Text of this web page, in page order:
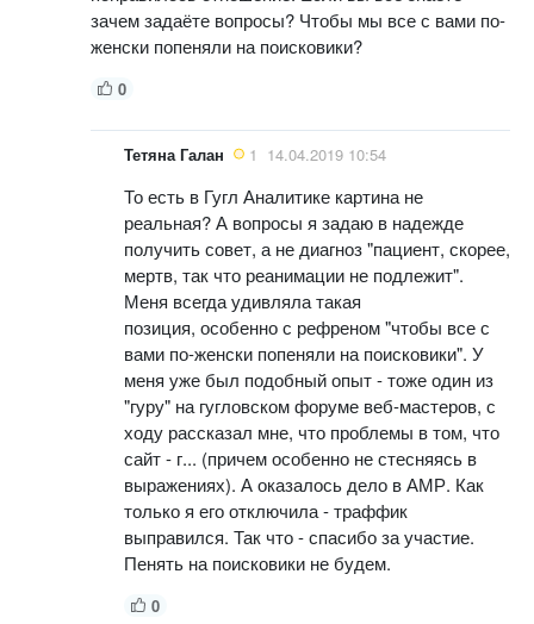
зачем задаёте вопросы? Чтобы мы все с вами по-
женски попеняли на поисковики?
0
Тетяна Галан 1 14.04.2019 10:54
То есть в Гугл Аналитике картина не
реальная? А вопросы я задаю в надежде
получить совет, а не диагноз "пациент, скорее,
мертв, так что реанимации не подлежит".
Меня всегда удивляла такая
позиция, особенно с рефреном "чтобы все с
вами по-женски попеняли на поисковики". У
меня уже был подобный опыт - тоже один из
"гуру" на гугловском форуме веб-мастеров, с
ходу рассказал мне, что проблемы в том, что
сайт - г... (причем особенно не стесняясь в
выражениях). А оказалось дело в АМР. Как
только я его отключила - траффик
выправился. Так что - спасибо за участие.
Пенять на поисковики не будем.
0